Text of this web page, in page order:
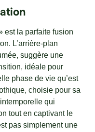
est la parfaite fusion
L’arrière-plan
suggère une
idéale pour
phase de vie qu’est
choisie pour sa
qui
tout en captivant le
pas simplement une